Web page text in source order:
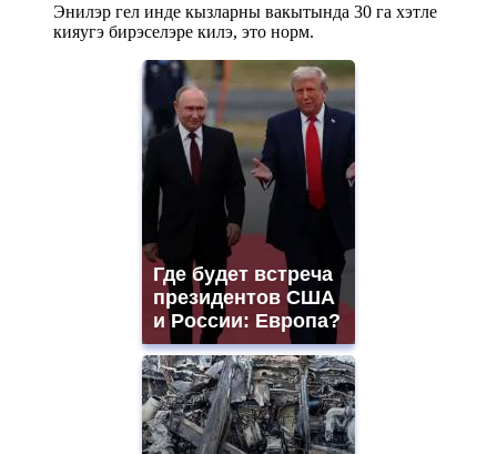
Энилэр гел инде кызларны вакытында 30 га хэтле
кияугэ бирэселэре килэ, это норм.
Где будет встреча
президентов США
и России: Европа?